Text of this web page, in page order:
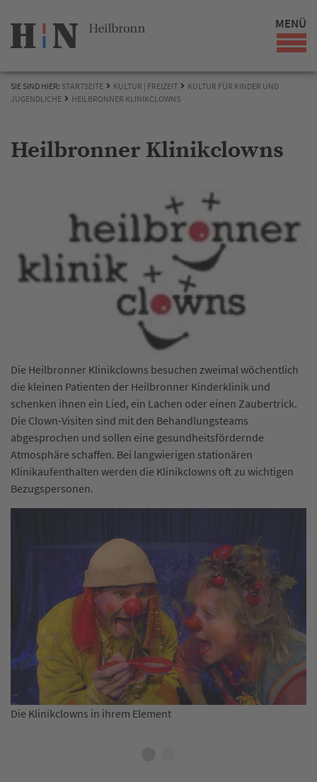
MENÜ
SIE SIND HIER: STARTSEITE KULTUR | FREIZEIT
KULTUR FÜR KINDER UND
JUGENDLICHE
HEILBRONNER KLINIKCLOWNS
Heilbronner Klinikclowns
Die Heilbronner Klinikclowns besuchen zweimal wöchentlich
die kleinen Patienten der Heilbronner Kinderklinik und
schenken ihnen ein Lied, ein Lachen oder einen Zaubertrick.
Die Clown-Visiten sind mit den Behandlungsteams
abgesprochen und sollen eine gesundheitsfördernde
Atmosphäre schaffen. Bei langwierigen stationären
Klinikaufenthalten werden die Klinikclowns oft zu wichtigen
Bezugspersonen.
Die Klinikclowns in ihrem Element